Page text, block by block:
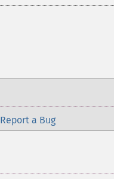
Report a Bug